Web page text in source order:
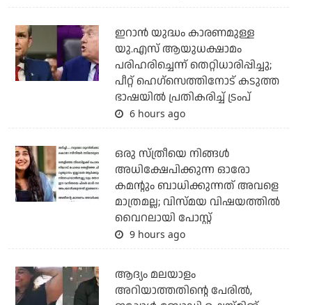
ഇറാന്‍ യുദ്ധം കാരണമുള്ള
യു.എസ് ആയുധക്ഷാമം
പരിഹരിച്ചെന്ന് തെറ്റിധാരിപ്പിച്ചു;
പീറ്റ് ഹെഗ്‌സെത്തിനോട് കടുത്ത
ഭാഷയില്‍ പ്രതികരിച്ച് ട്രംപ്
6 hours ago
ഒരു സ്ത്രീയെ നിങ്ങള്‍
അധിക്ഷേപിക്കുന്ന ഓരോ
കമന്റും ബാധിക്കുന്നത് അവളെ
മാത്രമല്ല; വിസ്മയ വിഷയത്തില്‍
വൈറലായി പോസ്റ്റ്
9 hours ago
ആദ്യം മലയാളം
അറിയാത്തതിന്റെ പേരില്‍,